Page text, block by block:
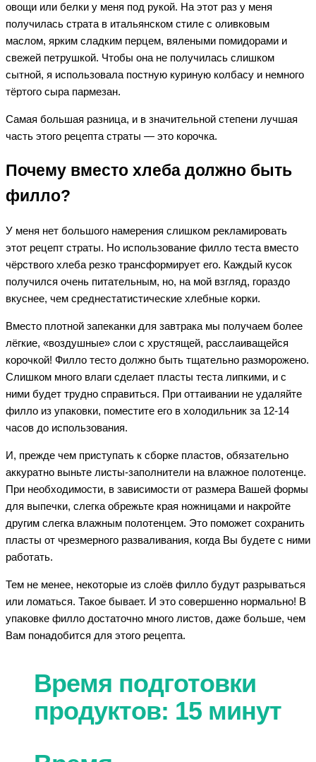
овощи или белки у меня под рукой. На этот раз у меня
получилась страта в итальянском стиле с оливковым
маслом, ярким сладким перцем, вялеными помидорами и
свежей петрушкой. Чтобы она не получилась слишком
сытной, я использовала постную куриную колбасу и немного
тёртого сыра пармезан.
Самая большая разница, и в значительной степени лучшая
часть этого рецепта страты — это корочка.
Почему вместо хлеба должно быть
филло?
У меня нет большого намерения слишком рекламировать
этот рецепт страты. Но использование филло теста вместо
чёрствого хлеба резко трансформирует его. Каждый кусок
получился очень питательным, но, на мой взгляд, гораздо
вкуснее, чем среднестатистические хлебные корки.
Вместо плотной запеканки для завтрака мы получаем более
лёгкие, «воздушные» слои с хрустящей, расслаиващейся
корочкой! Филло тесто должно быть тщательно разморожено.
Слишком много влаги сделает пласты теста липкими, и с
ними будет трудно справиться. При оттаивании не удаляйте
филло из упаковки, поместите его в холодильник за 12-14
часов до использования.
И, прежде чем приступать к сборке пластов, обязательно
аккуратно выньте листы-заполнители на влажное полотенце.
При необходимости, в зависимости от размера Вашей формы
для выпечки, слегка обрежьте края ножницами и накройте
другим слегка влажным полотенцем. Это поможет сохранить
пласты от чрезмерного разваливания, когда Вы будете с ними
работать.
Тем не менее, некоторые из слоёв филло будут разрываться
или ломаться. Такое бывает. И это совершенно нормально! В
упаковке филло достаточно много листов, даже больше, чем
Вам понадобится для этого рецепта.
Время подготовки
продуктов: 15 минут